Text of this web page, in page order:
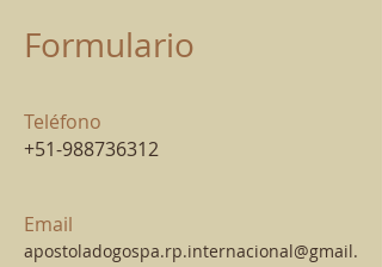
Formulario
Teléfono
+51-988736312
Email
apostoladogospa.rp.internacional@gmail.